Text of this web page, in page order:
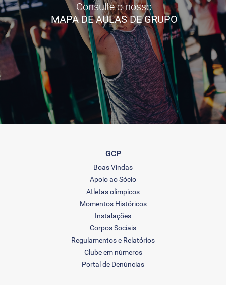
Consulte o nosso
MAPA DE AULAS DE GRUPO
GCP
Boas Vindas
Apoio ao Sócio
Atletas olímpicos
Momentos Históricos
Instalações
Corpos Sociais
Regulamentos e Relatórios
Clube em números
Portal de Denúncias